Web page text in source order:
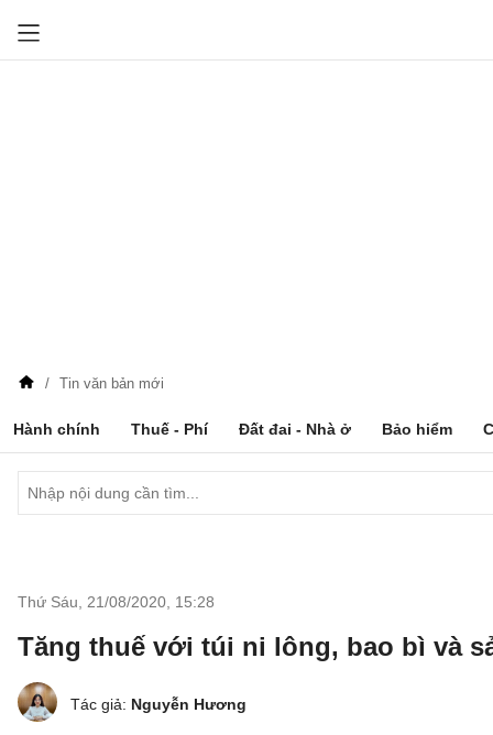
Tin văn bản mới
Hành chính Thuế - Phí Đất đai - Nhà ở Bảo hiểm
Thứ Sáu, 21/08/2020 15:28
Tăng thuế với túi ni lông, bao bì và
Tác giả: Nguyễn Hương